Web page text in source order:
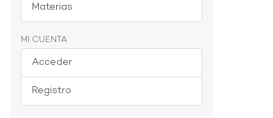
Materias
MI CUENTA
Acceder
Registro